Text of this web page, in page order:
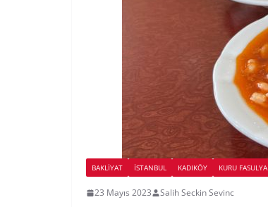
BAKLIYAT İSTANBUL KADIKÖY KURU FASULYA
23 Mayıs 2023 Salih Seckin Sevinc